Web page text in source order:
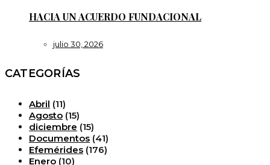
HACIA UN ACUERDO FUNDACIONAL
julio 30, 2026
CATEGORÍAS
Abril (11)
Agosto (15)
diciembre (15)
Documentos (41)
Efemérides (176)
Enero (10)